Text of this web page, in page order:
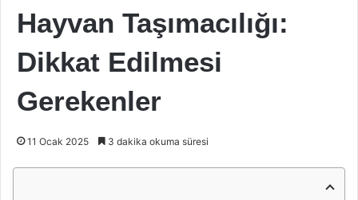
Hayvan Taşımacılığı:
Dikkat Edilmesi
Gerekenler
11 Ocak 2025 3 dakika okuma süresi